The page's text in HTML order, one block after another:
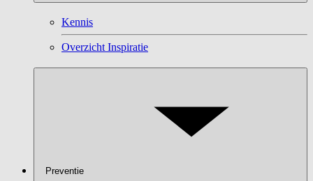
Kennis
Overzicht Inspiratie
Preventie